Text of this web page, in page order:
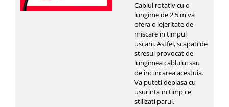
Cablul rotativ cu o
lungime de 2.5 m va
ofera o lejeritate de
miscare in timpul
uscarii. Astfel, scapati de
stresul provocat de
lungimea cablului sau
de incurcarea acestuia.
Va puteti deplasa cu
usurinta in timp ce
stilizati parul.